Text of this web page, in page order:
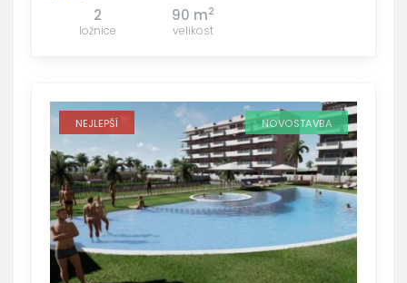
2
ložnice
90 m2
velikost
NEJLEPŠÍ NOVOSTAVBA